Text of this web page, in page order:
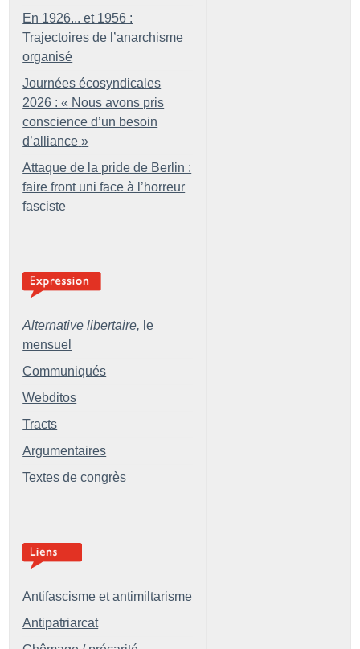
En 1926... et 1956 :
Trajectoires de l’anarchisme
organisé
Journées écosyndicales
2026 : « Nous avons pris
conscience d’un besoin
d’alliance »
Attaque de la pride de Berlin :
faire front uni face à l’horreur
fasciste
Alternative libertaire, le
mensuel
Communiqués
Webditos
Tracts
Argumentaires
Textes de congrès
Antifascisme et antimiltarisme
Antipatriarcat